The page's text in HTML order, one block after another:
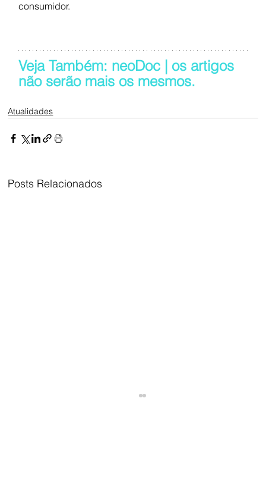
consumidor.
Veja Também: neoDoc | os artigos
não serão mais os mesmos.
Atualidades
Posts Relacionados